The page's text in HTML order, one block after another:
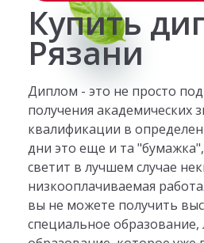
Купить
Рязани
Диплом - это не просто
получения академических
квалификации в
дни это еще и та
светит в лучшем случае
низкооплачиваемая
вы не можете получить
специальное образование,